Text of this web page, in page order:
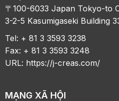
〒100-6033 Japan Tokyo-to
3-2-5 Kasumigaseki Building
Tel: + 81 3 3593 3238
Fax: + 81 3 3593 3248
URL: https://j-creas.com/
MẠNG XÃ HỘI